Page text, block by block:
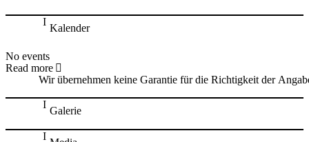
Kalender
No events
Read more
Wir übernehmen keine Garantie für die Richtigkeit der
Galerie